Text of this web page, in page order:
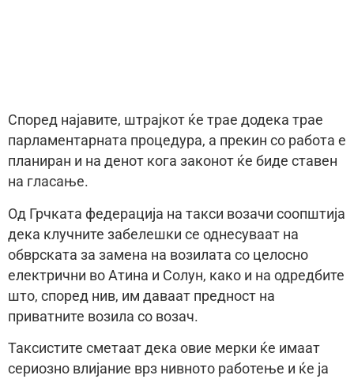
Според најавите, штрајкот ќе трае додека трае
парламентарната процедура, а прекин со работа е
планиран и на денот кога законот ќе биде ставен
на гласање.
Од Грчката федерација на такси возачи соопштија
дека клучните забелешки се однесуваат на
обврската за замена на возилата со целосно
електрични во Атина и Солун, како и на одредбите
што, според нив, им даваат предност на
приватните возила со возач.
Таксистите сметаат дека овие мерки ќе имаат
сериозно влијание врз нивното работење и ќе ја